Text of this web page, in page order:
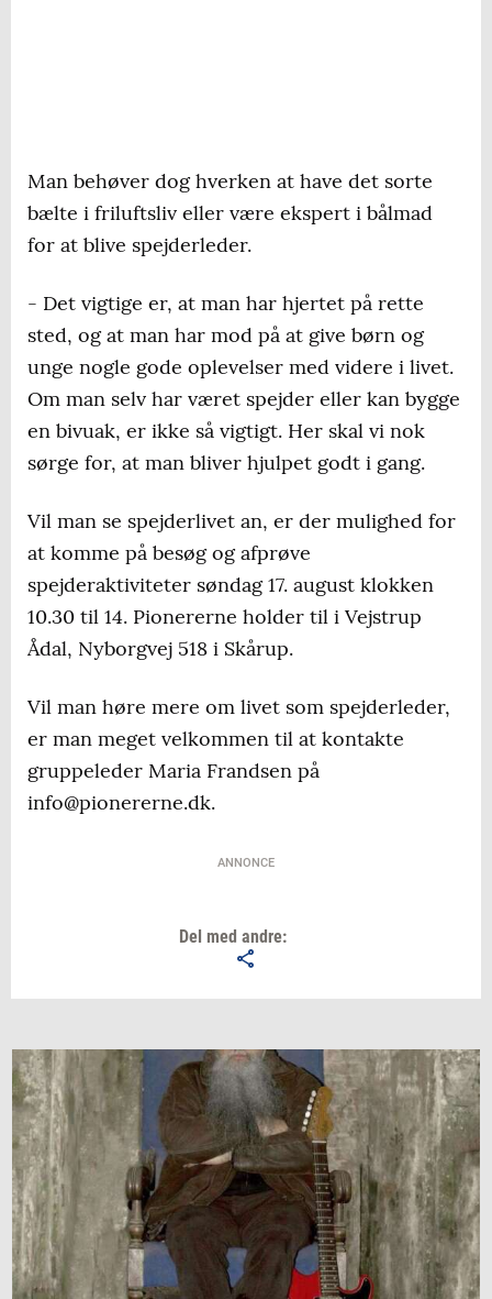
Man behøver dog hverken at have det sorte
bælte i friluftsliv eller være ekspert i bålmad
for at blive spejderleder.
- Det vigtige er, at man har hjertet på rette
sted, og at man har mod på at give børn og
unge nogle gode oplevelser med videre i livet.
Om man selv har været spejder eller kan bygge
en bivuak, er ikke så vigtigt. Her skal vi nok
sørge for, at man bliver hjulpet godt i gang.
Vil man se spejderlivet an, er der mulighed for
at komme på besøg og afprøve
spejderaktiviteter søndag 17. august klokken
10.30 til 14. Pionererne holder til i Vejstrup
Ådal, Nyborgvej 518 i Skårup.
Vil man høre mere om livet som spejderleder,
er man meget velkommen til at kontakte
gruppeleder Maria Frandsen på
info@pionererne.dk.
ANNONCE
Del med andre: